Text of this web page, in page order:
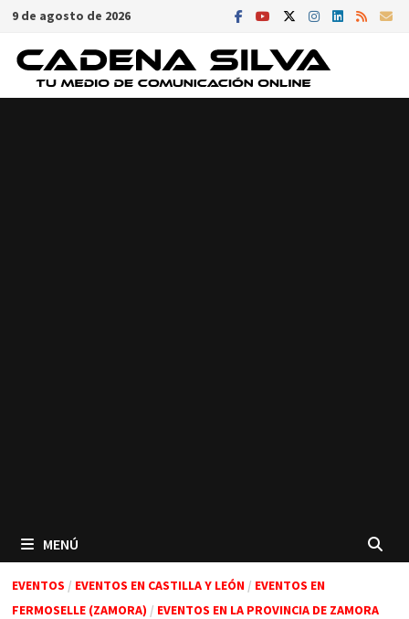
Saltar
contenido
9 de agosto de 2026
MENÚ
EVENTOS / EVENTOS EN CASTILLA Y LEÓN/ EVENTOS EN
FERMOSELLE (ZAMORA) / EVENTOS EN LA PROVINCIA DE ZAMORA